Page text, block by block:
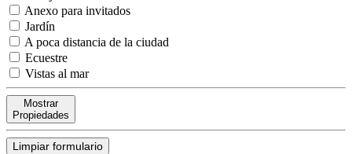
Anexo para invitados
Jardín
A poca distancia de la ciudad
Ecuestre
Vistas al mar
Mostrar
Propiedades
Limpiar formulario